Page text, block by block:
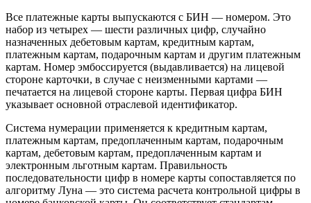
Все платежные карты выпускаются с БИН — номером. Это
набор из четырех — шести различных цифр, случайно
назначенных дебетовым картам, кредитным картам,
платежным картам, подарочным картам и другим платежным
картам. Номер эмбоссируется (выдавливается) на лицевой
стороне карточки, в случае с неизменными картами —
печатается на лицевой стороне карты. Первая цифра БИН
указывает основной отраслевой идентификатор.
Система нумерации применяется к кредитным картам,
платежным картам, предоплаченным картам, подарочным
картам, дебетовым картам, предоплаченным картам и
электронным льготным картам. Правильность
последовательности цифр в номере карты сопоставляется по
алгоритму Луна — это система расчета контрольной цифры в